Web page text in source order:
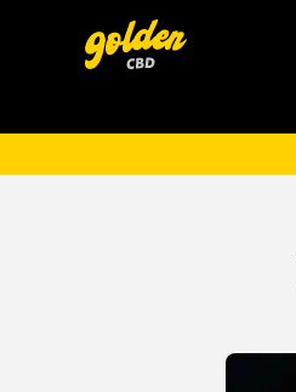
Accueil»